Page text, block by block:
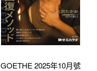
GOETHE 2025年10月號